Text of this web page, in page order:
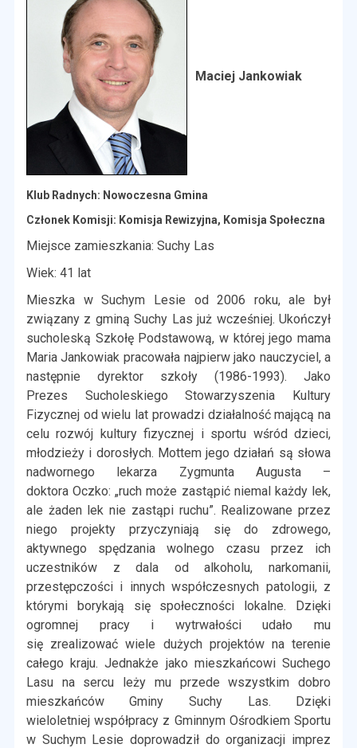
Maciej Jankowiak
Klub Radnych: Nowoczesna Gmina
Członek Komisji: Komisja Rewizyjna, Komisja Społeczna
Miejsce zamieszkania: Suchy Las
Wiek: 41 lat
Mieszka w Suchym Lesie od 2006 roku,ale był
związany z gminą Suchy Las już wcześniej. Ukończył
sucholeską Szkołę Podstawową, w której jego mama
MariaJankowiak pracowała najpierw jako nauczyciel,a
następnie dyrektor szkoły (1986-1993). Jako
Prezes Sucholeskiego Stowarzyszenia Kultury
Fizycznej od wielu lat prowadzi działalność mającą na
celu rozwój kultury fizycznej i sportu wśród dzieci,
młodzieży i dorosłych. Mottem jego działań są słowa
nadwornego lekarza Zygmunta Augusta –
doktoraOczko: „ruch może zastąpić niemal każdy lek,
ale żaden lek nie zastąpi ruchu”. Realizowane przez
niego projekty przyczyniają się do zdrowego,
aktywnego spędzania wolnego czasu przez ich
uczestników z dala od alkoholu, narkomanii,
przestępczości i innych współczesnych patologii, z
którymi borykają się społeczności lokalne. Dzięki
ogromnej pracy i wytrwałości udało mu
się zrealizować wiele dużych projektów na terenie
całego kraju. Jednakże jako mieszkańcowi Suchego
Lasu na sercu leży mu przede wszystkim dobro
mieszkańców Gminy Suchy Las. Dzięki
wieloletniejwspółpracy z Gminnym Ośrodkiem Sportu
w Suchym Lesie doprowadził do organizacji imprez